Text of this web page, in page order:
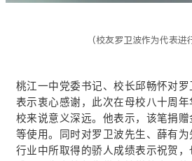
（校友罗卫波作为代表进
桃江一中党委书记、校长邱畅怀对
表示衷心感谢，此次在母校八十周
校来说意义深远。他表示，该笔捐
等使用。同时对罗卫波先生、薛有
行业中所取得的骄人成绩表示祝贺